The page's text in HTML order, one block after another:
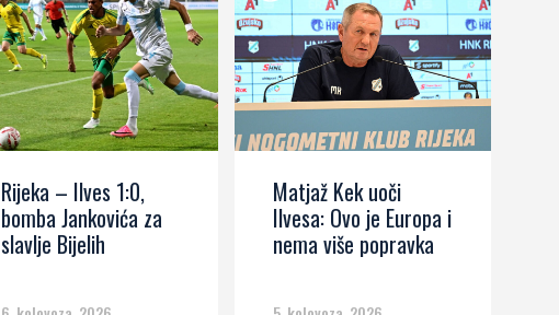
Rijeka – Ilves 1:0,
bomba Jankovića za
slavlje Bijelih
Matjaž Kek uoči
Ilvesa: Ovo je Europa i
nema više popravka